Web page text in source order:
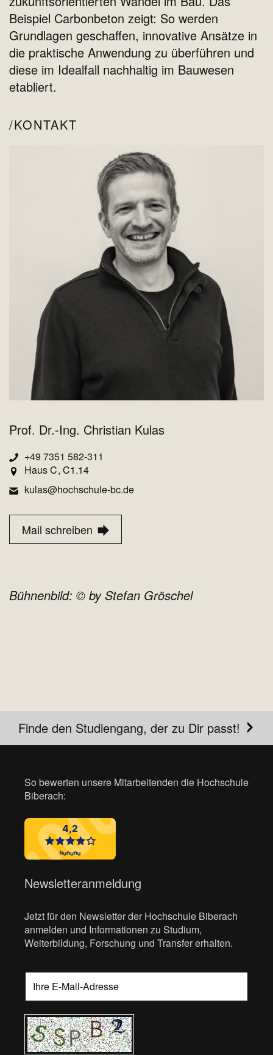
Beispiel Carbonbeton zeigt: So werden
Grundlagen geschaffen, innovative Ansätze in
die praktische Anwendung zu überführen und
diese im Idealfall nachhaltig im Bauwesen
etabliert.
KONTAKT
Prof. Dr.-Ing. Christian Kulas
+49 7351 582-311
Haus C C1.14
kulas@hochschule-bc.de
Mail schreiben
Bühnenbild: © by Stefan Gröschel
Finde den Studiengang, der zu Dir passt!
So bewerten unsere Mitarbeitenden die Hochschule
Biberach:
Newsletteranmeldung
Jetzt für den Newsletter der Hochschule Biberach
anmelden und Informationen zu Studium,
Weiterbildung, Forschung und Transfer erhalten.